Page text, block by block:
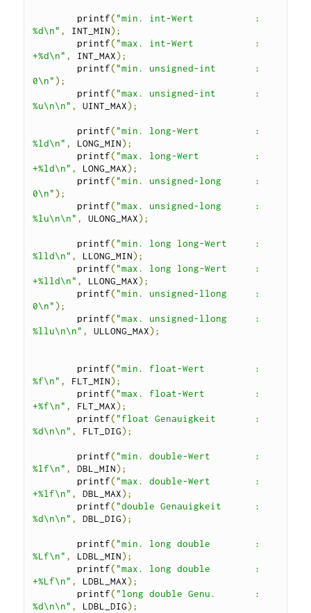
        printf
( "min. int-Wert           :
%d\n" , INT_MIN);
        printf
( "max. int-Wert           :
+%d\n" , INT_MAX);
        printf
( "min. unsigned-int       :
0\n" );
        printf
( "max. unsigned-int       :
%u\n\n" , UINT_MAX);
        printf
( "min. long-Wert          :
%ld\n" , LONG_MIN);
        printf
( "max. long-Wert          :
+%ld\n" , LONG_MAX);
        printf
( "min. unsigned-long      :
0\n" );
        printf
( "max. unsigned-long      :
%lu\n\n" , ULONG_MAX);
        printf
( "min. long long-Wert     :
%lld\n" , LLONG_MIN);
        printf
( "max. long long-Wert     :
+%lld\n" , LLONG_MAX);
        printf
( "min. unsigned-llong     :
0\n" );
        printf
( "max. unsigned-llong     :
%llu\n\n" , ULLONG_MAX);
        printf
( "min. float-Wert         :
%f\n" , FLT_MIN);
        printf
( "max. float-Wert         :
+%f\n" , FLT_MAX);
        printf
( "float Genauigkeit       :
%d\n\n" , FLT_DIG);
        printf
( "min. double-Wert        :
%lf\n" , DBL_MIN);
        printf
( "max. double-Wert        :
+%lf\n" , DBL_MAX);
        printf
( "double Genauigkeit      :
%d\n\n" , DBL_DIG);
        printf
( "min. long double        :
%Lf\n" , LDBL_MIN);
        printf
( "max. long double        :
+%Lf\n" , LDBL_MAX);
        printf
( "long double Genu.       :
%d\n\n" , LDBL_DIG);